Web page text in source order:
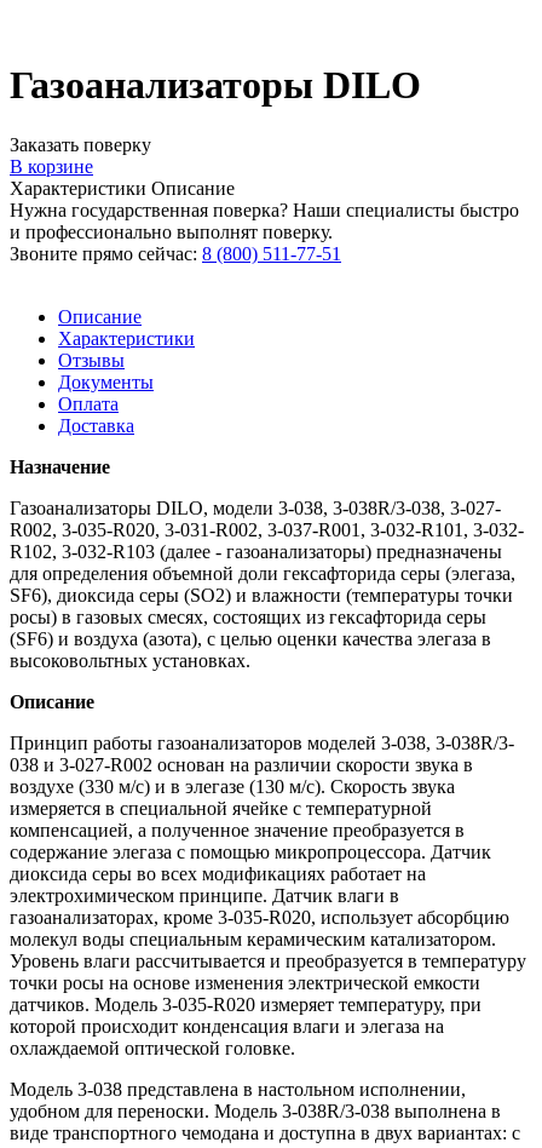
Газоанализаторы DILO
Заказать поверку
В корзине
Характеристики Описание
Нужна государственная поверка? Наши специалисты быстро
и профессионально выполнят поверку.
Звоните прямо сейчас: 8 (800) 511-77-51
Описание
Характеристики
Отзывы
Документы
Оплата
Доставка
Назначение
Газоанализаторы DILO, модели 3-038, 3-038R/3-038, 3-027-
R002, 3-035-R020, 3-031-R002, 3-037-R001, 3-032-R101, 3-032-
R102, 3-032-R103 (далее - газоанализаторы) предназначены
для определения объемной доли гексафторида серы (элегаза,
SF6), диоксида серы (SO2) и влажности (температуры точки
росы) в газовых смесях, состоящих из гексафторида серы
(SF6) и воздуха (азота), с целью оценки качества элегаза в
высоковольтных установках.
Описание
Принцип работы газоанализаторов моделей 3-038, 3-038R/3-
038 и 3-027-R002 основан на различии скорости звука в
воздухе (330 м/с) и в элегазе (130 м/с). Скорость звука
измеряется в специальной ячейке с температурной
компенсацией, а полученное значение преобразуется в
содержание элегаза с помощью микропроцессора. Датчик
диоксида серы во всех модификациях работает на
электрохимическом принципе. Датчик влаги в
газоанализаторах, кроме 3-035-R020, использует абсорбцию
молекул воды специальным керамическим катализатором.
Уровень влаги рассчитывается и преобразуется в температуру
точки росы на основе изменения электрической емкости
датчиков. Модель 3-035-R020 измеряет температуру, при
которой происходит конденсация влаги и элегаза на
охлаждаемой оптической головке.
Модель 3-038 представлена в настольном исполнении,
удобном для переноски. Модель 3-038R/3-038 выполнена в
виде транспортного чемодана и доступна в двух вариантах: с